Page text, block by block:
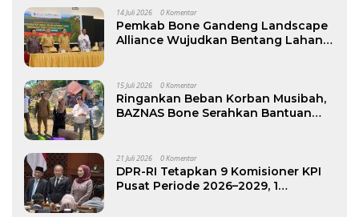
14 Juli 2026 0 Komentar
Pemkab Bone Gandeng Landscape
Alliance Wujudkan Bentang Lahan
15 Juli 2026 0 Komentar
Ringankan Beban Korban Musibah,
BAZNAS Bone Serahkan Bantuan
21 Juli 2026 0 Komentar
DPR-RI Tetapkan 9 Komisioner KPI
Pusat Periode 2026–2029, 1